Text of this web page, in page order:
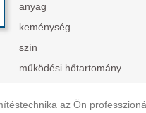
anyag
keménység
szín
működési hőtartomány
az Ön